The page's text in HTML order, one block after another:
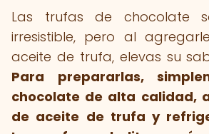
Las trufas de chocolate
irresistible, pero al
aceite de trufa, elevas su
Para prepararlas,
chocolate de alta calidad,
de aceite de trufa y